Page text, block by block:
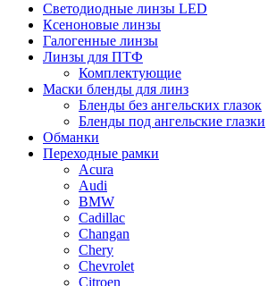
Светодиодные линзы LED
Ксеноновые линзы
Галогенные линзы
Линзы для ПТФ
Комплектующие
Маски бленды для линз
Бленды без ангельских глазок
Бленды под ангельские глазки
Обманки
Переходные рамки
Acura
Audi
BMW
Cadillac
Changan
Chery
Chevrolet
Citroen